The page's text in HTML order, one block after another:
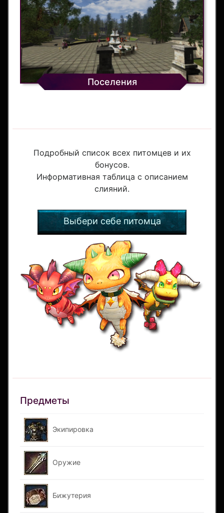
Поселения
Подробный список всех питомцев и их
бонусов.
Информативная таблица с описанием
слияний.
Выбери себе питомца
Предметы
Экипировка
Оружие
Бижутерия